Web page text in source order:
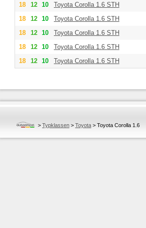
18
12 10 Toyota Corolla 1.6 STH
18
12 10 Toyota Corolla 1.6 STH
18
12 10 Toyota Corolla 1.6 STH
18
12 10 Toyota Corolla 1.6 STH
18
12 10 Toyota Corolla 1.6 STH
> Typklassen > Toyota > Toyota Corolla 1.6